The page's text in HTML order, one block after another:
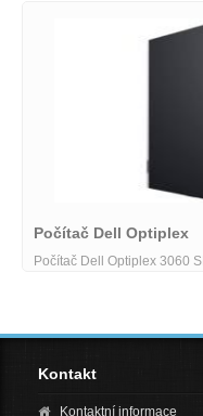
Počítač Dell Optiplex
Počítač Dell Optiplex 3060
Kontakt
Kontaktní informace